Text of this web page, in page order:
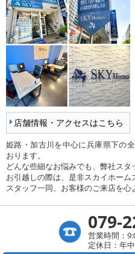
店舗情報・アクセスはこちら
姫路・加古川を中心に兵庫県下の
おります。
どんな些細なお悩みでも、弊社スタ
お引越しの際は、是非スカイホーム
スタッフ一同、お客様のご来店を心
079-
営業時間：
定休日：年